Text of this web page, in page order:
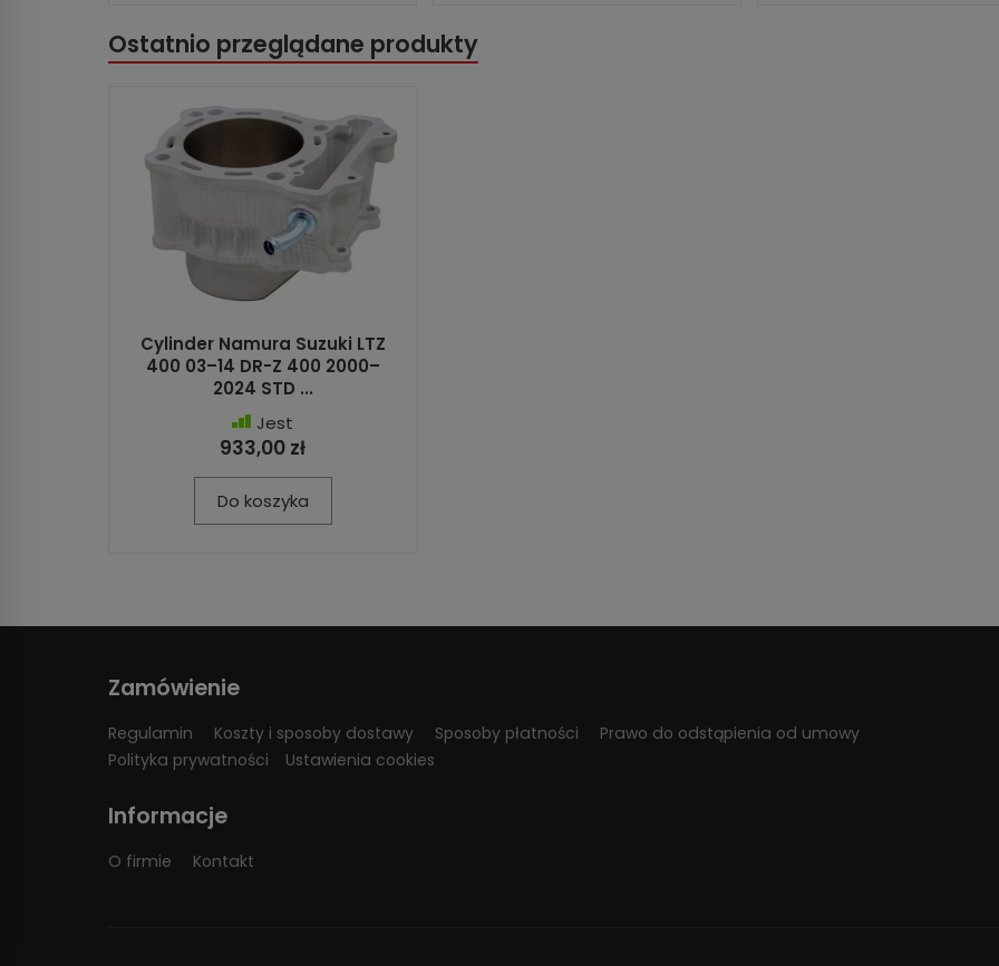
Ostatnio przeglądane produkty
Cylinder Namura Suzuki LTZ
400 03–14 DR-Z 400 2000–
2024 STD ...
Jest
933,00 zł
Do koszyka
Zamówienie
Regulamin Koszty i sposoby dostawy Sposoby płatności
Prawo do odstąpienia od umowy
Polityka prywatności
Ustawienia cookies
Informacje
O firmie Kontakt